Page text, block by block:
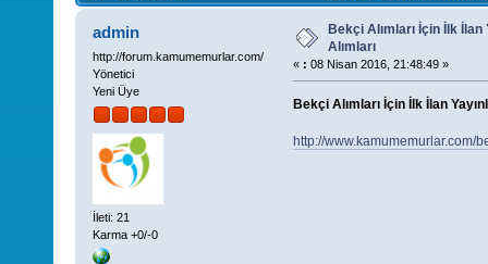
defa)
admin
http://forum.kamumemurlar.com/
Yönetici
Yeni Üye
İleti: 21
Karma +0/-0
Bekçi Alımları İçin İlk İlan
Alımları
« : 08 Nisan 2016, 21:48:49 »
Bekçi Alımları İçin İlk İlan
http://www.kamumemurlar.com/